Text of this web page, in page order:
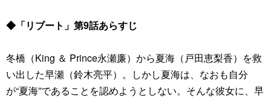
◆「リブート」第9話あらすじ
冬橋（King ＆ Prince永瀬廉）から夏海（戸田恵梨香）を救
い出した早瀬（鈴木亮平）。しかし夏海は、なおも自分
が“夏海”であることを認めようとしない。そんな彼女に、早